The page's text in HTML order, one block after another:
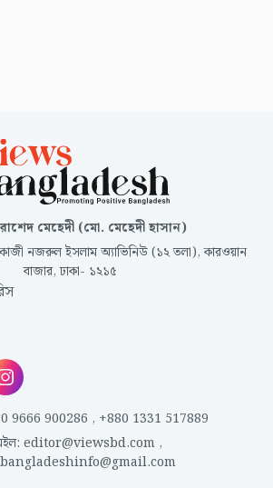
রাশেদ মেহেদী (মো. মেহেদী হাসান)
নজরুল ইসলাম অ্যাভিনিউ (১২ তলা), কারওয়ান
বাজার, ঢাকা- ১২১৫
9666 900286 , +880 1331 517889
: editor@viewsbd.com,